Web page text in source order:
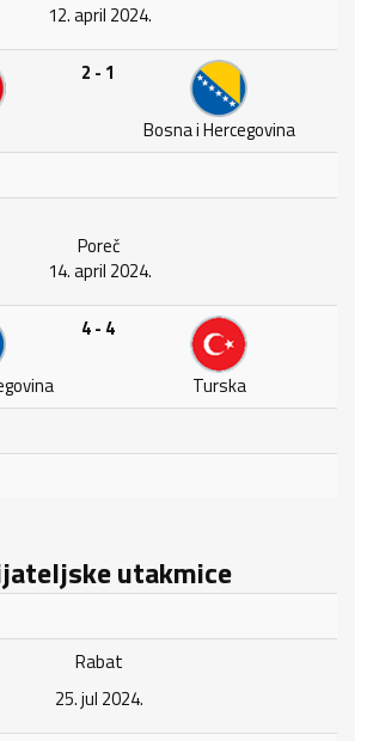
12. april 2024.
2 - 1
Bosna i Hercegovina
Poreč
14. april 2024.
4 - 4
Turska
utakmice
Rabat
25. jul 2024.